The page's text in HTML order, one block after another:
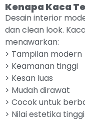
Kenapa Kaca
Desain interior
dan clean look.
menawarkan:
> Tampilan modern
> Keamanan tinggi
> Kesan luas
> Mudah dirawat
> Cocok untuk
> Nilai estetika tinggi